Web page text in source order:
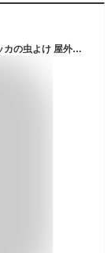
【今月のオススメ品】ウエ・ルコ 紙でつくったハッカの虫よけ 屋外用 吊るすタイプ 100g